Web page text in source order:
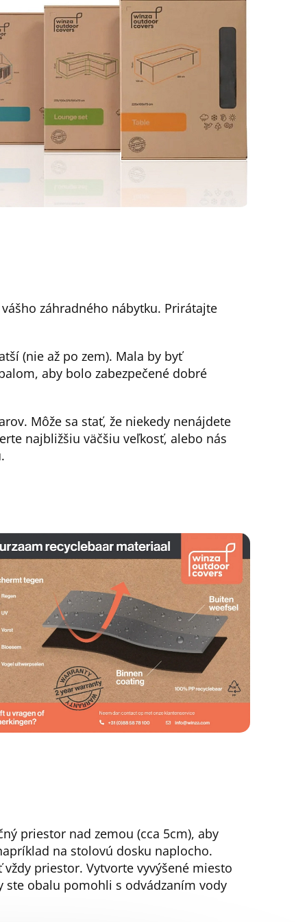
záhradného nábytku. Prirátajte
(nie až po zem). Mala by byť
aby bolo zabezpečené dobré
Môže sa stať, že niekedy nenájdete
najbližšiu väčšiu veľkosť, alebo nás
priestor nad zemou (cca 5cm), aby
na stolovú dosku naplocho.
priestor. Vytvorte vyvýšené miesto
ste obalu pomohli s odvádzaním vody